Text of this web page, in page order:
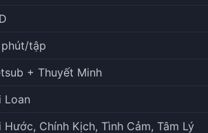
tập
+ Thuyết Minh
Loan
Hước, Chính Kịch, Tình Cảm, Tâm Lý